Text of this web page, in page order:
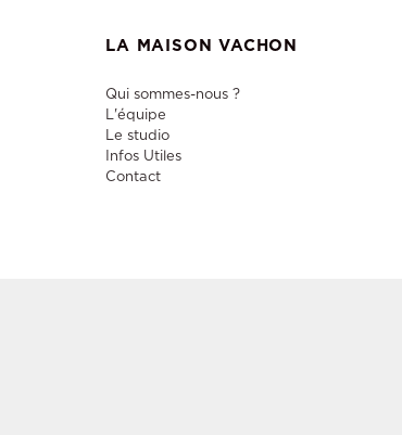
LA MAISON VACHON
Qui sommes-nous ?
L'équipe
Le studio
Infos Utiles
Contact